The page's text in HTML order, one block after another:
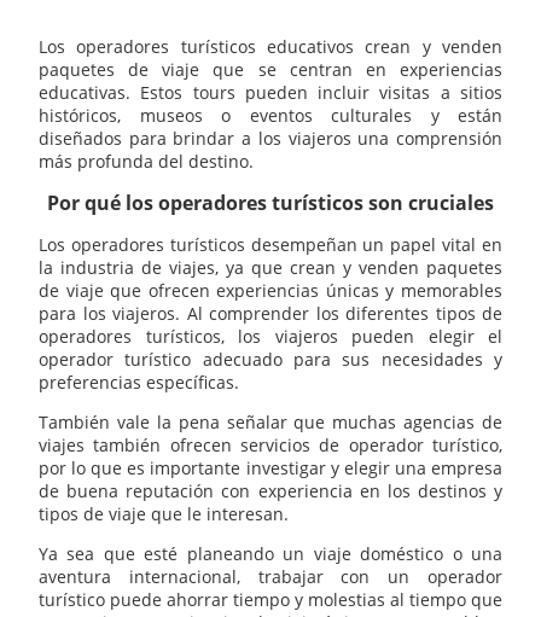
Los operadores turísticos educativos crean y venden
paquetes de viaje que se centran en experiencias
educativas. Estos tours pueden incluir visitas a sitios
históricos, museos o eventos culturales y están
diseñados para brindar a los viajeros una comprensión
más profunda del destino.
Por qué los operadores turísticos son cruciales
Los operadores turísticos desempeñan un papel vital en
la industria de viajes, ya que crean y venden paquetes
de viaje que ofrecen experiencias únicas y memorables
para los viajeros. Al comprender los diferentes tipos de
operadores turísticos, los viajeros pueden elegir el
operador turístico adecuado para sus necesidades y
preferencias específicas.
También vale la pena señalar que muchas agencias de
viajes también ofrecen servicios de operador turístico,
por lo que es importante investigar y elegir una empresa
de buena reputación con experiencia en los destinos y
tipos de viaje que le interesan.
Ya sea que esté planeando un viaje doméstico o una
aventura internacional, trabajar con un operador
turístico puede ahorrar tiempo y molestias al tiempo que